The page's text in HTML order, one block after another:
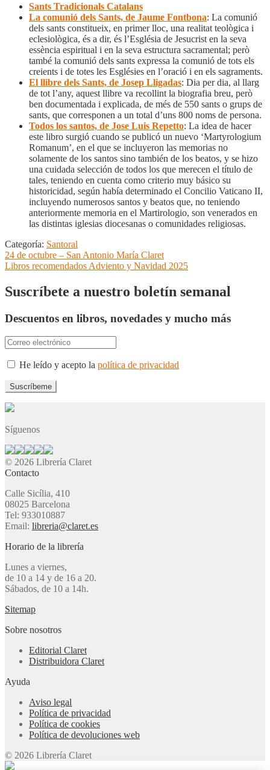
Sants Tradicionals Catalans
La comunió dels Sants, de Jaume Fontbona: La comunió
dels sants constitueix, en primer lloc, una realitat teològica i
eclesiològica, és a dir, és l’Església de Jesucrist en la seva
essència espiritual i en la seva estructura sacramental; però
també la comunió dels sants expressa la comunió de tots els
creients i de totes les Esglésies en l’oració i en els sagraments.
El llibre dels Sants, de Josep Lligadas: Dia per dia, al llarg
de tot l’any, aquest llibre va recollint la biografia breu, però
ben documentada i explicada, de més de 550 sants o grups de
sants, que corresponen a un total d’uns 800 noms de persona.
Todos los santos, de Jose Luis Repetto: La idea de hacer
este libro surgió cuando se publicó un nuevo ‘Martyrologium
Romanum’, en el que se incluyeron las memorias no
solamente de los santos sino también de los beatos, y se hizo
una cuidada selección de todos los que merecen el título de
tales, teniendo en cuenta como criterio muy básico su
historicidad, según había determinado el Concilio Vaticano II,
incluyendo numerosos santos y beatos que, no teniendo
anteriormente memoria en el Martirologio, son venerados en
las distintas iglesias diocesanas o comunidades religiosas.
Categoría: Santoral
Navegación
de
entradas
Anterior:
24 de octubre – San Antonio María Claret
Siguiente:
Libros recomendados Adviento y Navidad 2025
Suscríbete a nuestro boletín semanal
Descuentos en libros, novedades y mucho más
He leído y acepto la política de privacidad
Síguenos
© 2026 Librería Claret
Contacto
Calle Sicília, 410
08025 Barcelona
Tel: 933010887
Email: libreria@claret.es
Horario de la librería
Lunes a viernes,
de 10 a 14 y de 16 a 20.
Sábados, de 10 a 14h.
Sitemap
Sobre nosotros
Editorial Claret
Distribuidora Claret
Ayuda
Aviso legal
Política de privacidad
Política de cookies
Política de devoluciones web
© 2026 Librería Claret